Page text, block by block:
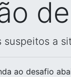
a
ao desafio